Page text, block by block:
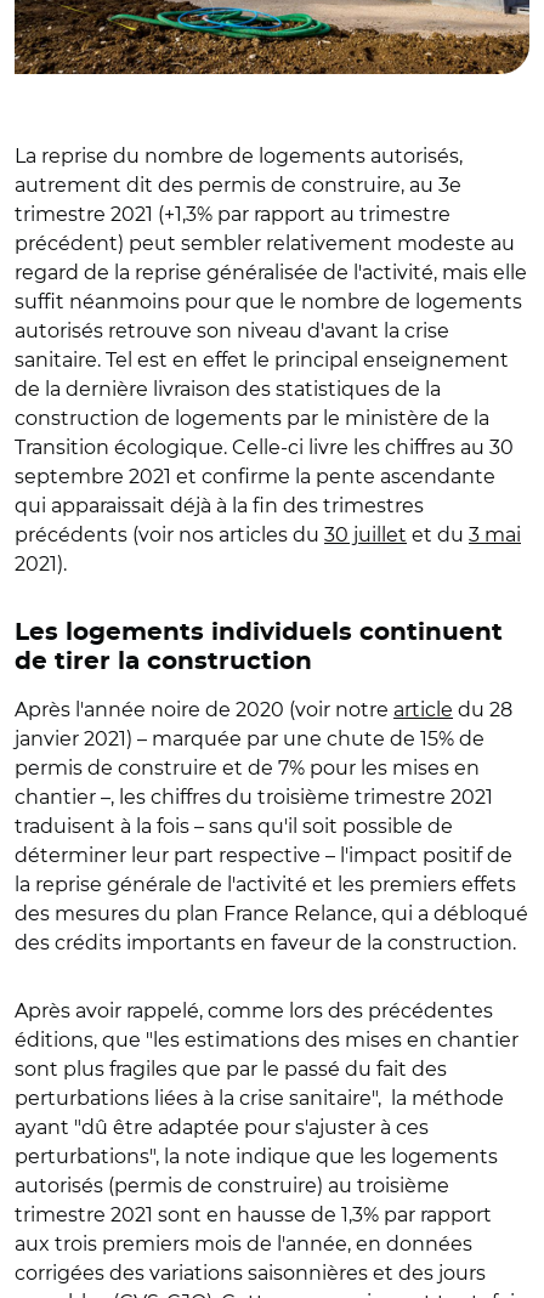
La reprise du nombre de logements autorisés,
autrement dit des permis de construire, au 3e
trimestre 2021 (+1,3% par rapport au trimestre
précédent) peut sembler relativement modeste au
regard de la reprise généralisée de l'activité, mais elle
suffit néanmoins pour que le nombre de logements
autorisés retrouve son niveau d'avant la crise
sanitaire. Tel est en effet le principal enseignement
de la dernière livraison des statistiques de la
construction de logements par le ministère de la
Transition écologique. Celle-ci livre les chiffres au 30
septembre 2021 et confirme la pente ascendante
qui apparaissait déjà à la fin des trimestres
précédents (voir nos articles du 30 juillet et du 3 mai
2021).
Les logements individuels continuent
de tirer la construction
Après l'année noire de 2020 (voir notre article du 28
janvier 2021) – marquée par une chute de 15% de
permis de construire et de 7% pour les mises en
chantier –, les chiffres du troisième trimestre 2021
traduisent à la fois – sans qu'il soit possible de
déterminer leur part respective – l'impact positif de
la reprise générale de l'activité et les premiers effets
des mesures du plan France Relance, qui a débloqué
des crédits importants en faveur de la construction.
Après avoir rappelé, comme lors des précédentes
éditions, que "les estimations des mises en chantier
sont plus fragiles que par le passé du fait des
perturbations liées à la crise sanitaire", la méthode
ayant "dû être adaptée pour s'ajuster à ces
perturbations", la note indique que les logements
autorisés (permis de construire) au troisième
trimestre 2021 sont en hausse de 1,3% par rapport
aux trois premiers mois de l'année, en données
corrigées des variations saisonnières et des jours